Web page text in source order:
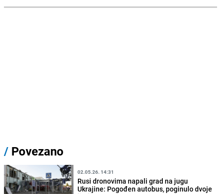
/ Povezano
02.05.26. 14:31
Rusi dronovima napali grad na jugu
Ukrajine: Pogođen autobus, poginulo dvoje